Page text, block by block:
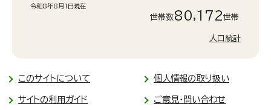
令和8年8月1日現在
世帯数80,172世帯
人口統計
このサイトについて 個人情報の取り扱い
サイトの利用ガイド ご意見・問い合わせ